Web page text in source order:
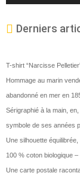
T-shirt “Narcisse
Hommage au marin
abandonné en mer en
Sérigraphié à la main,
symbole de ses années
Une silhouette équilibrée,
100 % coton biologique
Une carte postale
Derniers